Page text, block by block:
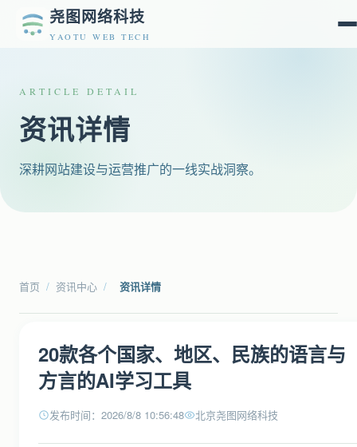
尧图网络科技
YAOTU WEB TECH
ARTICLE DETAIL
资讯详情
深耕网站建设与运营推广的一线实战洞察。
首页 / 资讯中心 / 资讯详情
20款各个国家、地区、民族的语言与
方言的AI学习工具
发布时间：2026/8/8 10:56:48 北京尧图网络科技